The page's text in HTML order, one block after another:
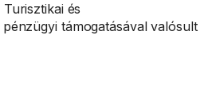
és
támogatásával valósult